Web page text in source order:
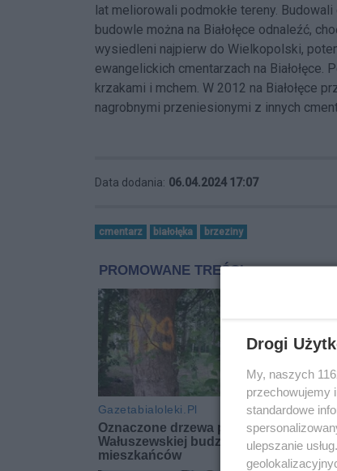
lat meliorowali podmokłe tereny.
budowle można na Białołęce odnaleźć,
wysiedleni najpierw do Wielkopolski,
ewangelickich cmentarzach na
krzakami i mchem. W 2012 na Białołęce
nagrobnymi przeniesionymi z innych
Data dodania: 06.04.2024 17:07
cmentarz białołęka brzeziny
Drogi
My, naszych
przechowujemy
standardowe
ulepszanie